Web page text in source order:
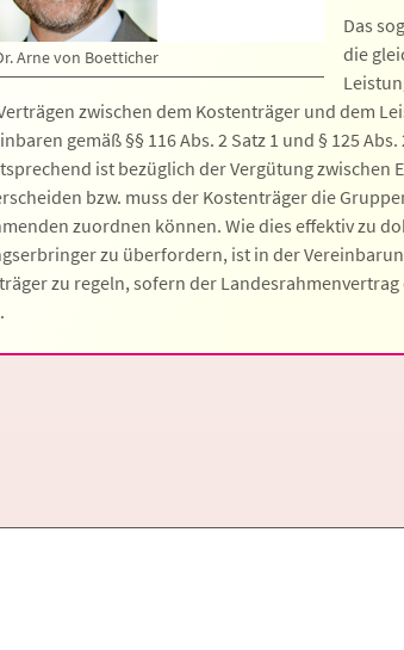
Arne von Boetticher
Das
die
zwischen dem Kostenträger und dem
gemäß §§ 116 Abs. 2 Satz 1 und § 125 Abs.
ist bezüglich der Vergütung zwischen
bzw. muss der Kostenträger die
zuordnen können. Wie dies effektiv zu
zu überfordern, ist in der
zu regeln, sofern der